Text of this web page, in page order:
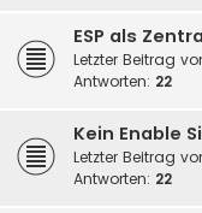
ESP als
Letzter Beitrag
Antworten: 22
Kein Enable
Letzter Beitrag
Antworten: 22